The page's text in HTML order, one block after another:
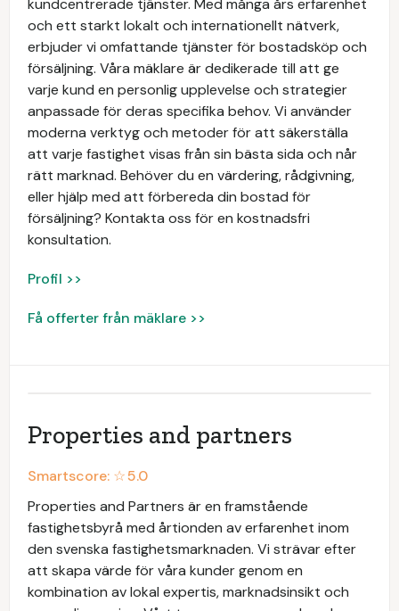
kundcentrerade tjänster. Med många års erfarenhet
och ett starkt lokalt och internationellt nätverk,
erbjuder vi omfattande tjänster för bostadsköp och
försäljning. Våra mäklare är dedikerade till att ge
varje kund en personlig upplevelse och strategier
anpassade för deras specifika behov. Vi använder
moderna verktyg och metoder för att säkerställa
att varje fastighet visas från sin bästa sida och når
rätt marknad. Behöver du en värdering, rådgivning,
eller hjälp med att förbereda din bostad för
försäljning? Kontakta oss för en kostnadsfri
konsultation.
Profil >>
Få offerter från mäklare >>
Properties and partners
Smartscore: ☆5.0
Properties and Partners är en framstående
fastighetsbyrå med årtionden av erfarenhet inom
den svenska fastighetsmarknaden. Vi strävar efter
att skapa värde för våra kunder genom en
kombination av lokal expertis, marknadsinsikt och